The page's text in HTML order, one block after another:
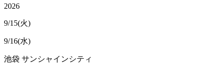
2026
9/15(火)
9/16(水)
池袋 サンシャインシティ